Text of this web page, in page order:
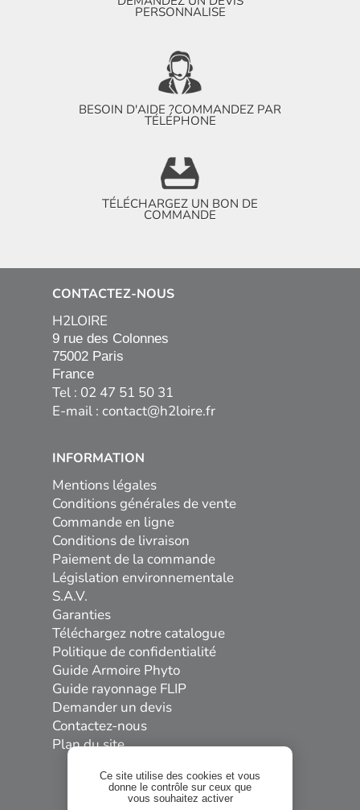
PERSONNALISE
BESOIN D'AIDE ?COMMANDEZ PAR
TÉLÉPHONE
TÉLÉCHARGEZ UN BON DE
COMMANDE
CONTACTEZ-NOUS
H2LOIRE
9 rue des Colonnes
75002 Paris
France
Tel : 02 47 51 50 31
E-mail : contact@h2loire.fr
INFORMATION
Mentions légales
Conditions générales de vente
Commande en ligne
Conditions de livraison
Paiement de la commande
Législation environnementale
S.A.V.
Garanties
Téléchargez notre catalogue
Politique de confidentialité
Guide Armoire Phyto
Guide rayonnage FLIP
Demander un devis
Contactez-nous
Plan du site
Ce site utilise des cookies et vous
donne le contrôle sur ceux que
vous souhaitez activer